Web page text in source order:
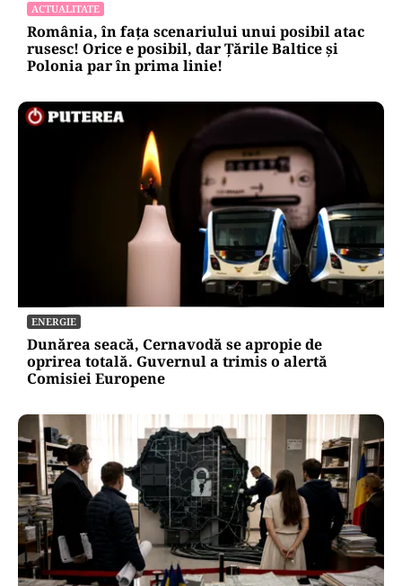
ACTUALITATE
România, în fața scenariului unui posibil atac
rusesc! Orice e posibil, dar Țările Baltice și
Polonia par în prima linie!
ENERGIE
Dunărea seacă, Cernavodă se apropie de
oprirea totală. Guvernul a trimis o alertă
Comisiei Europene